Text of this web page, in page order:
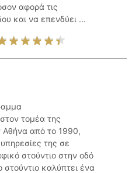
αφορά τις
και να επενδύει ...
στον τομέα της
από το 1990,
της σε
στούντιο στην οδό
καλύπτει ένα